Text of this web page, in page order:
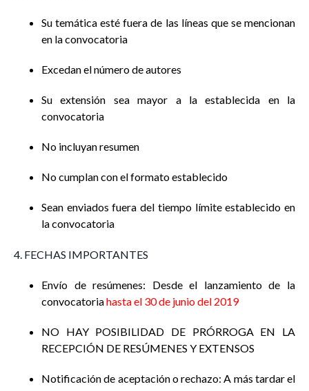
Su temática esté fuera de las líneas que se mencionan
en la convocatoria
Excedan el número de autores
Su extensión sea mayor a la establecida en la
convocatoria
No incluyan resumen
No cumplan con el formato establecido
Sean enviados fuera del tiempo límite establecido en
la convocatoria
4. FECHAS IMPORTANTES
Envío de resúmenes: Desde el lanzamiento de la
convocatoriahasta el 30 de junio del 2019
NO HAY POSIBILIDAD DE PRÓRROGA EN LA
RECEPCIÓN DE RESÚMENES Y EXTENSOS
Notificación de aceptación o rechazo: A más tardar el